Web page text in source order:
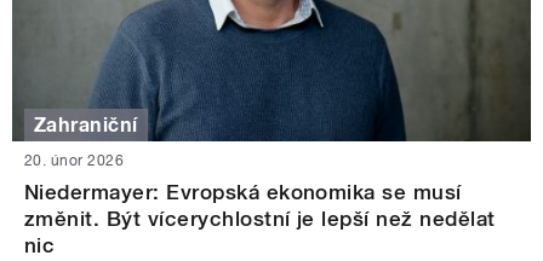
Zahraniční
20. únor 2026
Niedermayer: Evropská ekonomika se musí
změnit. Být vícerychlostní je lepší než nedělat
nic